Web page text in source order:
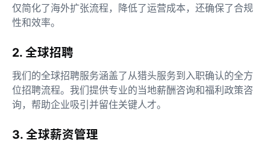
仅简化了海外扩张流程，降低了运营成本，还确保了合规
性和效率。
2. 全球招聘
我们的全球招聘服务涵盖了从猎头服务到入职确认的全方
位招聘流程。我们提供专业的当地薪酬咨询和福利政策咨
询，帮助企业吸引并留住关键人才。
3. 全球薪资管理